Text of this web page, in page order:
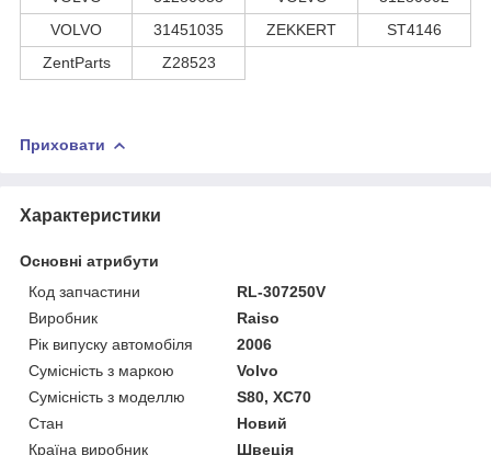
VOLVO
31451035 ZEKKERT
ST4146
ZentParts
Z28523
Приховати
Характеристики
Основні атрибути
Код запчастини
RL-307250V
Виробник
Raiso
Рік випуску автомобіля
2006
Сумісність з маркою
Volvo
Сумісність з моделлю
S80, XC70
Стан
Новий
Країна виробник
Швеція